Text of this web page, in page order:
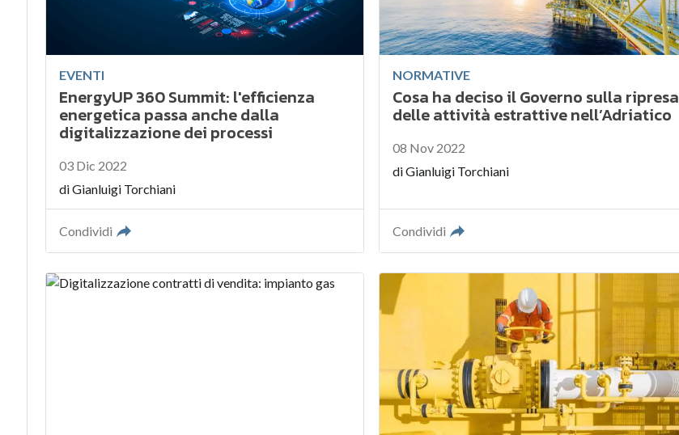
EVENTI
EnergyUP 360 Summit: l'efficienza
energetica passa anche dalla
digitalizzazione dei processi
03 Dic 2022
diGianluigi Torchiani
Condividi
NORMATIVE
Cosa ha deciso il Governo sulla ripresa
delle attività estrattive nell’Adriatico
08 Nov 2022
diGianluigi Torchiani
Condividi